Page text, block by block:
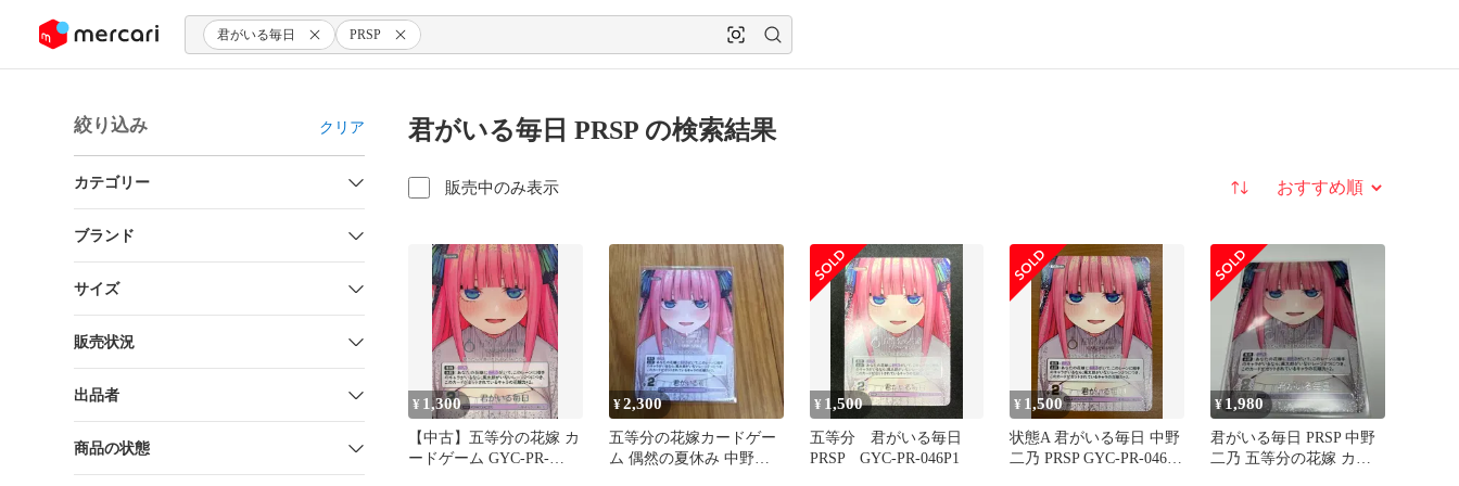
ツにスキップ 君がいる毎日 PRSP
絞り込み クリア
カテゴリー
ブランド
サイズ
販売状況
出品者
商品の状態
君がいる毎日 PRSP の検索結果
販売中のみ表示 並び替え
¥ 1,300
【中古】五等分の花嫁 カ
ードゲーム GYC-PR-
¥2,300
五等分の花嫁カードゲー
ム 偶然の夏休み 中野二
¥ 1,500
五等分 君がいる毎日
PRSP GYC-PR-046P1
¥ 1,500
状態A 君がいる毎日 中野
二乃 PRSP GYC-PR-046P1
¥ 1,980
君がいる毎日 PRSP 中野
二乃 五等分の花嫁 カー